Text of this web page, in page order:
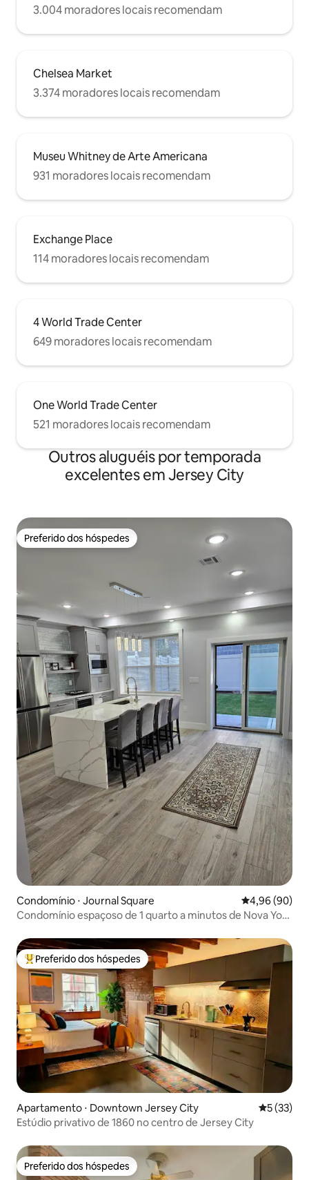
3.004 moradores locais recomendam
Chelsea Market
3.374 moradores locais recomendam
Museu Whitney de Arte Americana
931 moradores locais recomendam
Exchange Place
114 moradores locais recomendam
4 World Trade Center
649 moradores locais recomendam
One World Trade Center
521 moradores locais recomendam
Outros aluguéis por temporada
excelentes em Jersey City
Preferido dos hóspedes
Preferido dos hóspedes
Condomínio ⋅ Journal Square 4,96 de uma
4,96 (90)
Condomínio espaçoso de 1 quarto a minutos de Nova York
Entre os melhores preferidos dos hóspedes
Preferido dos hóspedes
Apartamento ⋅ Downtown Jersey City 5 de uma
5 (33)
Estúdio privativo de 1860 no centro de Jersey City
Preferido dos hóspedes
Preferido dos hóspedes